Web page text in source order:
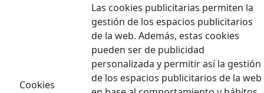
Cookies
Las cookies publicitarias permiten la
gestión de los espacios publicitarios
de la web. Además, estas cookies
pueden ser de publicidad
personalizada y permitir así la gestión
de los espacios publicitarios de la web